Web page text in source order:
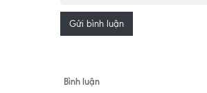
Gửi bình luận
Bình luận